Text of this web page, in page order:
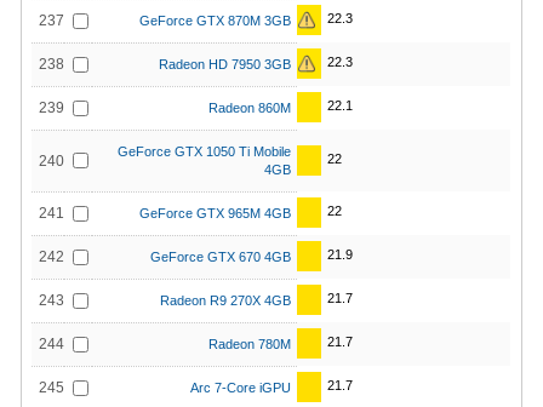
237 GeForce GTX 870M 3GB 22.3
238 Radeon HD 7950 3GB 22.3
239 Radeon 860M 22.1
240
GeForce GTX 1050 Ti Mobile
4GB
22
241 GeForce GTX 965M 4GB 22
242 GeForce GTX 670 4GB 21.9
243 Radeon R9 270X 4GB 21.7
244 Radeon 780M 21.7
245 Arc 7-Core iGPU 21.7